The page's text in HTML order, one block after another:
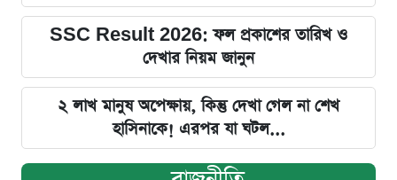
SSC Result 2026: ফল প্রকাশের তারিখ ও
দেখার নিয়ম জানুন
২ লাখ মানুষ অপেক্ষায়, কিন্তু দেখা গেল না শেখ
হাসিনাকে! এরপর যা ঘটল...